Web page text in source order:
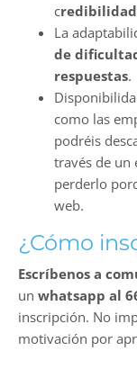
c
La
de
respuestas.
como las
podréis
través de un
perderlo
web.
¿Cómo
Escríbenos a
un whatsapp al
inscripción. No
motivación por